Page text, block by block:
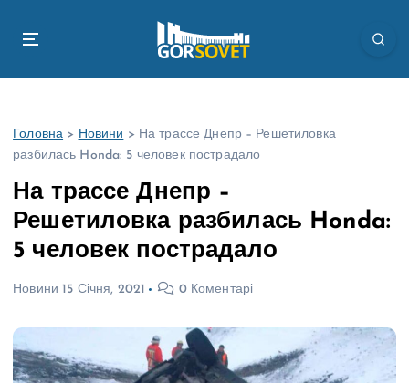
Головна > Новини > На трассе Днепр – Решетиловка
разбилась Honda: 5 человек пострадало
На трассе Днепр –
Решетиловка разбилась Honda:
5 человек пострадало
Новини 15 Січня, 2021 0 Коментарі